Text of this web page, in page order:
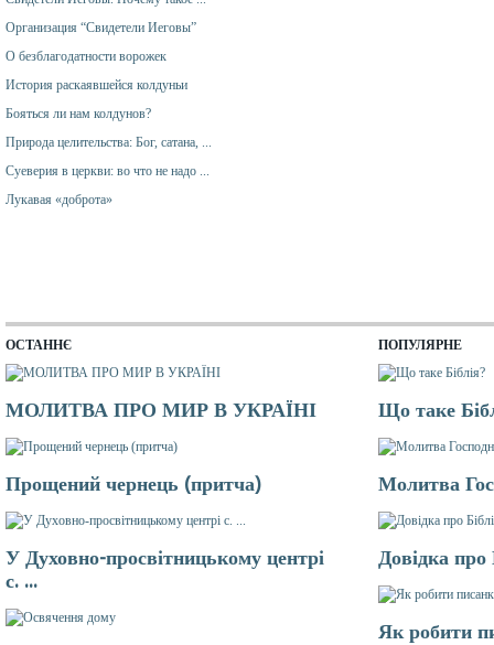
Организация “Свидетели Иеговы”
О безблагодатности ворожек
История раскаявшейся колдуньи
Бояться ли нам колдунов?
Природа целительства: Бог, сатана, ...
Суеверия в церкви: во что не надо ...
Лукавая «доброта»
ОСТАННЄ
МОЛИТВА ПРО МИР В УКРАЇНІ
Прощений чернець (притча)
У Духовно-просвітницькому центрі
с. ...
ПОПУЛЯРНЕ
Що таке
Молитва
Довідка про
Як робити